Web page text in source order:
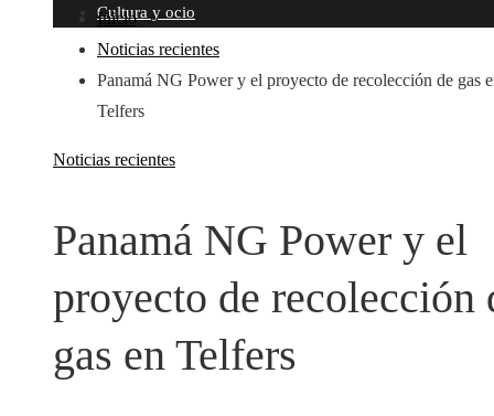
Cultura y ocio
Inicio
Noticias recientes
Panamá NG Power y el proyecto de recolección de gas
Telfers
Noticias recientes
Panamá NG Power y el
proyecto de recolección
gas en Telfers